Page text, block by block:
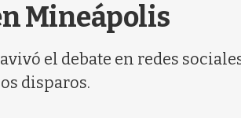
Mineápolis
el debate en redes
disparos.